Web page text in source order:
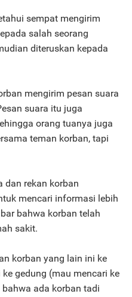
sempat mengirim
salah seorang
diteruskan kepada
mengirim pesan suara
suara itu juga
orang tuanya juga
teman korban, tapi
dan rekan korban
mencari informasi lebih
bahwa korban telah
sakit.
korban yang lain ini ke
gedung (mau mencari ke
ada korban tadi